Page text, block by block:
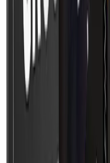
Done4You Mastery
Grenzen
Reichweite
Upsells
Urheberrecht
Handwerker News -
Erhalte aktuelle Storys und
Postfach. Jederzeit mit einem
Mit der Anmeldung stimmst du
Newsletter-Zustellung zu. Du
jeder Mail abmelden.